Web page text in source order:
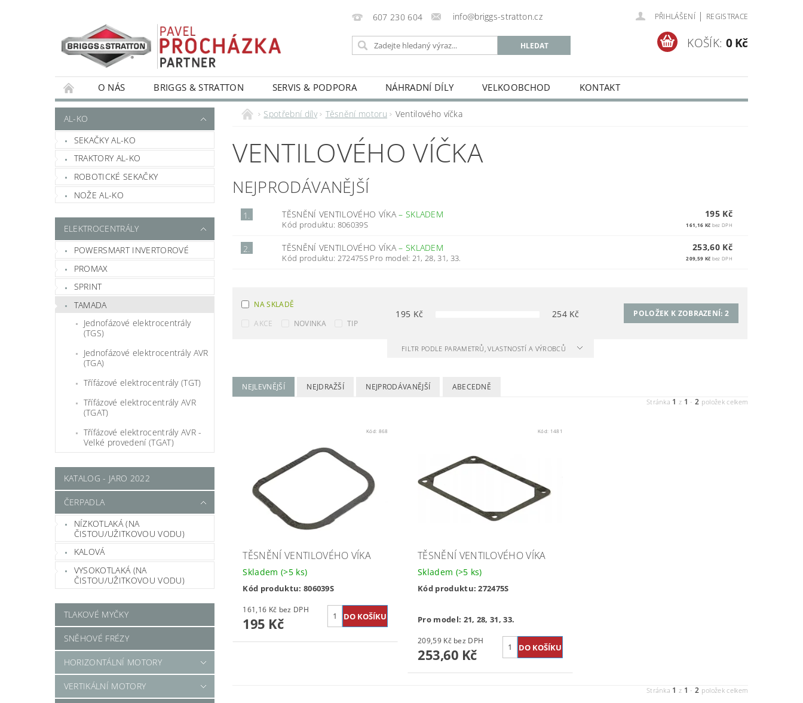
607 230 604 info@briggs-stratton.cz PŘIHLÁŠENÍ | REGISTRACE
KOŠÍK: 0 Kč
O NÁS BRIGGS & STRATTON SERVIS & PODPORA NÁHRADNÍ DÍLY VELKOOBCHOD KONTAKT
AL-KO
SEKAČKY AL-KO
TRAKTORY AL-KO
ROBOTICKÉ SEKAČKY
NOŽE AL-KO
ELEKTROCENTRÁLY
POWERSMART INVERTOROVÉ
PROMAX
SPRINT
TAMADA
Jednofázové elektrocentrály
(TGS)
Jednofázové elektrocentrály AVR
(TGA)
Třífázové elektrocentrály (TGT)
Třífázové elektrocentrály AVR
(TGAT)
Třífázové elektrocentrály AVR -
Velké provedení (TGAT)
KATALOG - JARO 2022
ČERPADLA
NÍZKOTLAKÁ (NA
ČISTOU/UŽITKOVOU VODU)
KALOVÁ
VYSOKOTLAKÁ (NA
ČISTOU/UŽITKOVOU VODU)
TLAKOVÉ MYČKY
SNĚHOVÉ FRÉZY
HORIZONTÁLNÍ MOTORY
VERTIKÁLNÍ MOTORY
Spotřební díly Těsnění motoru Ventilového víčka
VENTILOVÉHO VÍČKA
NEJPRODÁVANĚJŠÍ
1. TĚSNĚNÍ VENTILOVÉHO VÍKA– SKLADEM
Kód produktu: 806039S
195 Kč
161,16 Kč bez DPH
2. TĚSNĚNÍ VENTILOVÉHO VÍKA– SKLADEM
Kód produktu: 272475S Pro model: 21, 28, 31, 33.
253,60 Kč
209,59 Kč bez DPH
NA SKLADĚ
AKCE
NOVINKA TIP
195 Kč 254Kč POLOŽEK K ZOBRAZENÍ:2
FILTR PODLE PARAMETRŮ, VLASTNOSTÍ A VÝROBCŮ
NEJLEVNĚJŠÍ NEJDRAŽŠÍ NEJPRODÁVANĚJŠÍ ABECEDNĚ
Stránka 1 z 1 -2 položek celkem
Kód: 868
TĚSNĚNÍ VENTILOVÉHO VÍKA
Skladem (>5 ks)
Kód produktu: 806039S
161,16 Kč bez DPH
195 Kč
Kód: 1481
TĚSNĚNÍ VENTILOVÉHO VÍKA
Skladem (>5 ks)
Kód produktu: 272475S
Pro model: 21, 28, 31, 33.
209,59 Kč bez DPH
253,60 Kč
Stránka 1 z 1 -2 položek celkem